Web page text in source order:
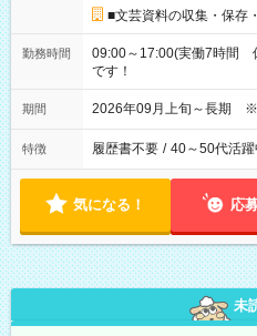
■文芸資料の収集・保存
勤務時間
09:00～17:00(実働7時間
です！
期間 2026年09月上旬～長期
特徴 履歴書不要 / 40～50代活躍
気になる！ 応
未